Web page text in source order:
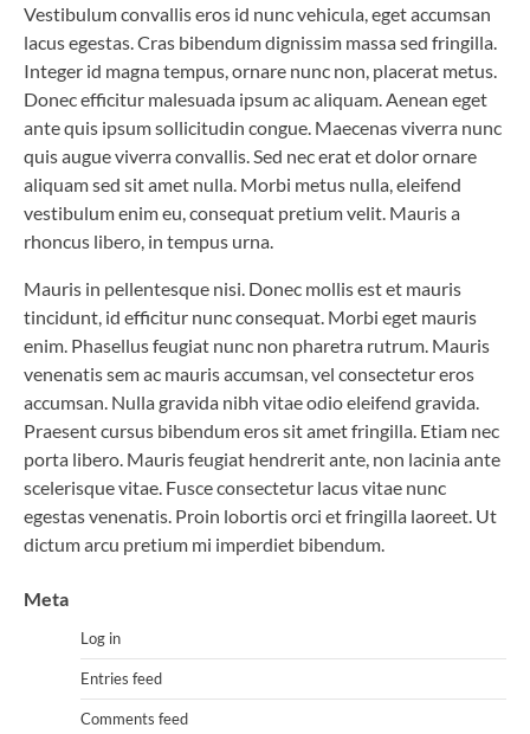
Vestibulum convallis eros id nunc vehicula, eget accumsan
lacus egestas. Cras bibendum dignissim massa sed fringilla.
Integer id magna tempus, ornare nunc non, placerat metus.
Donec efficitur malesuada ipsum ac aliquam. Aenean eget
ante quis ipsum sollicitudin congue. Maecenas viverra nunc
quis augue viverra convallis. Sed nec erat et dolor ornare
aliquam sed sit amet nulla. Morbi metus nulla, eleifend
vestibulum enim eu, consequat pretium velit. Mauris a
rhoncus libero, in tempus urna.
Mauris in pellentesque nisi. Donec mollis est et mauris
tincidunt, id efficitur nunc consequat. Morbi eget mauris
enim. Phasellus feugiat nunc non pharetra rutrum. Mauris
venenatis sem ac mauris accumsan, vel consectetur eros
accumsan. Nulla gravida nibh vitae odio eleifend gravida.
Praesent cursus bibendum eros sit amet fringilla. Etiam nec
porta libero. Mauris feugiat hendrerit ante, non lacinia ante
scelerisque vitae. Fusce consectetur lacus vitae nunc
egestas venenatis. Proin lobortis orci et fringilla laoreet. Ut
dictum arcu pretium mi imperdiet bibendum.
Meta
Log in
Entries feed
Comments feed